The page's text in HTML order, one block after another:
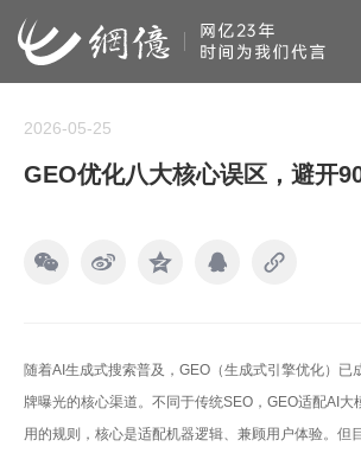
2026-05-25
GEO优化八大核心误区，避开
随着AI生成式搜索普及，GEO（生成式引擎优化）已
牌曝光的核心渠道。不同于传统SEO，GEO适配AI大
用的规则，核心是适配机器逻辑、兼顾用户体验。但